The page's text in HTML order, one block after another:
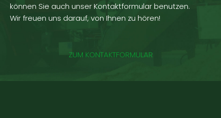
können Sie auch unser Kontaktformular benutzen.
Wir freuen uns darauf, von Ihnen zu hören!
ZUM KONTAKTFORMULAR